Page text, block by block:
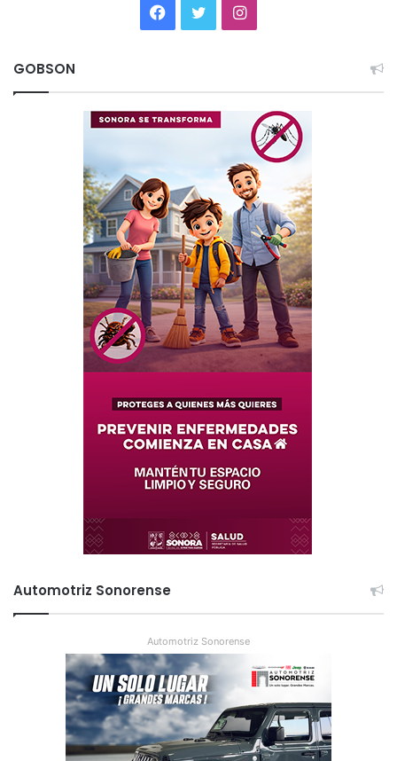
Facebook
TwitterInstagram
GOBSON
Automotriz Sonorense
Automotriz Sonorense